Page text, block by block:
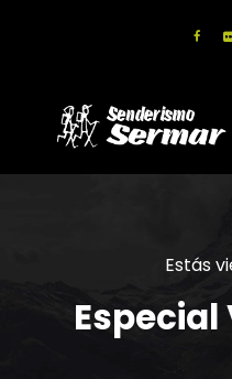
Estás
Especial